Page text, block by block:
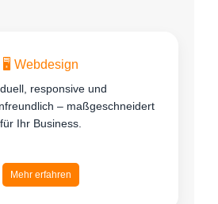
🖥️ Webdesign
responsive und
– maßgeschneidert
für Ihr Business.
Mehr erfahren